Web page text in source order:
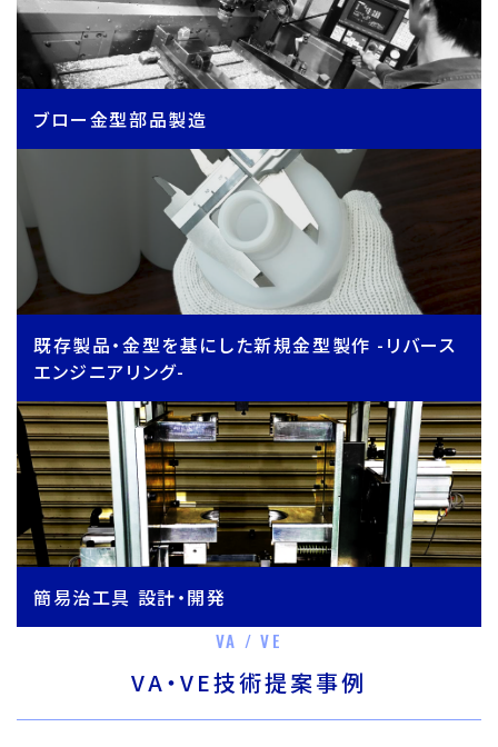
ブロー金型部品製造
既存製品・金型を基にした新規金型製作 -リバース
エンジニアリング-
簡易治工具 設計・開発
VA / VE
VA・VE技術提案事例